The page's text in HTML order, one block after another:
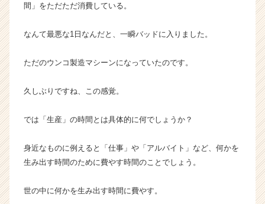
間」をただただ消費している。
なんて最悪な1日なんだと、一瞬バッドに入りました。
ただのウンコ製造マシーンになっていたのです。
久しぶりですね、この感覚。
では「生産」の時間とは具体的に何でしょうか？
身近なものに例えると「仕事」や「アルバイト」など、何かを
生み出す時間のために費やす時間のことでしょう。
世の中に何かを生み出す時間に費やす。